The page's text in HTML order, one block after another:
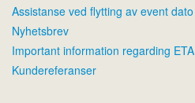
Assistanse ved flytting av event dato
Nyhetsbrev
Important information regarding ETA
Kundereferanser